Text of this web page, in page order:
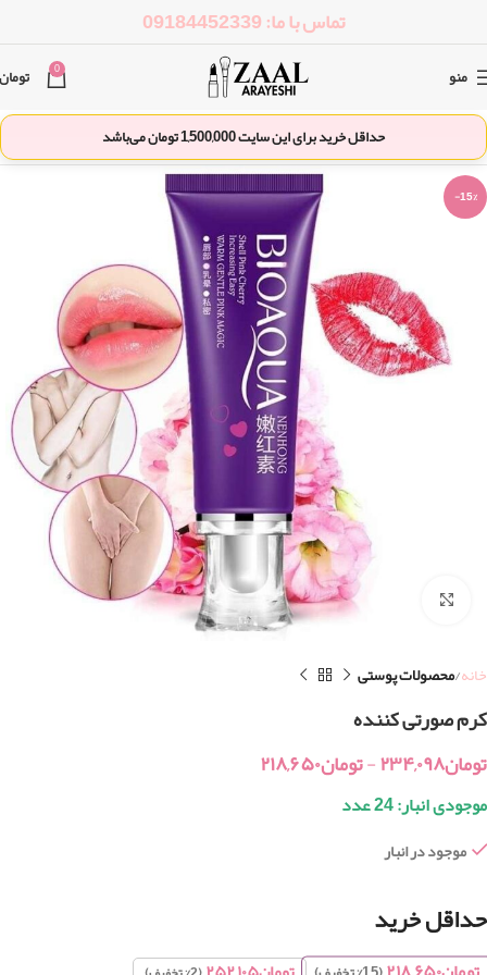
تماس با ما: 09184452339
منو 0 تومان
حداقل خرید برای این سایت1,500,000تومان می‌باشد
-15%
بزرگنمایی تصویر
خانه محصولات پوستی
کرم صورتی کننده
تومان۲۳۴,۰۹۸-تومان۲۱۸,۶۵۰
موجودی انبار: 24 عدد
موجود در انبار
حداقل خرید